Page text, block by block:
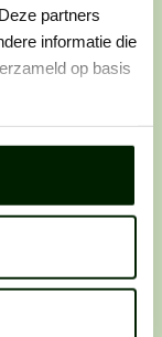
partners
informatie die
op basis
past? Laat
we